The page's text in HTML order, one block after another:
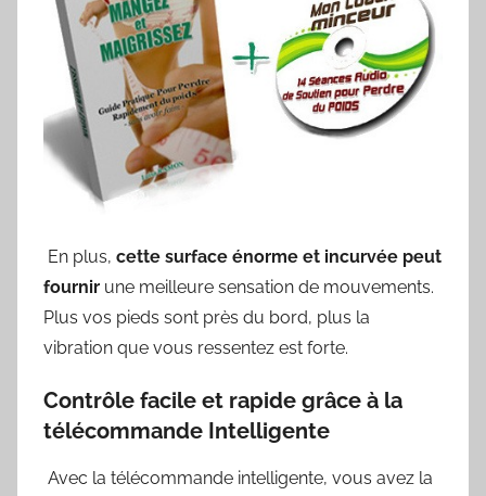
En plus, cette surface énorme et incurvée peut
fournir une meilleure sensation de mouvements.
Plus vos pieds sont près du bord, plus la
vibration que vous ressentez est forte.
Contrôle facile et rapide grâce à la
télécommande Intelligente
Avec la télécommande intelligente, vous avez la